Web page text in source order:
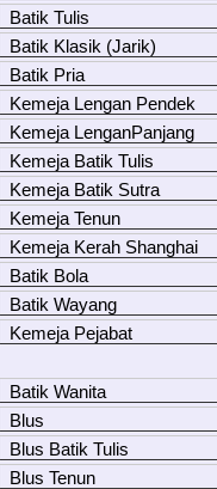
Batik Tulis
Batik Klasik (Jarik)
Batik Pria
Kemeja Lengan Pendek
Kemeja LenganPanjang
Kemeja Batik Tulis
Kemeja Batik Sutra
Kemeja Tenun
Kemeja Kerah Shanghai
Batik Bola
Batik Wayang
Kemeja Pejabat
Batik Wanita
Blus
Blus Batik Tulis
Blus Tenun